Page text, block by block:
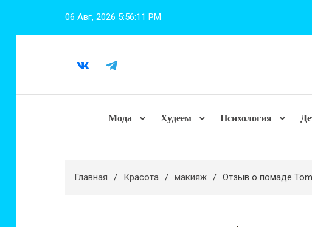
06 Авг, 2026 5:56:12 PM
Мода Худеем Психология
Главная Красота макияж Отзыв о помаде